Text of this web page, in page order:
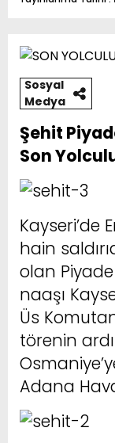
Sosyal
Medya
Şehit
Son
Kayseri’de
hain
olan
naaşı
Üs
törenin
Adana